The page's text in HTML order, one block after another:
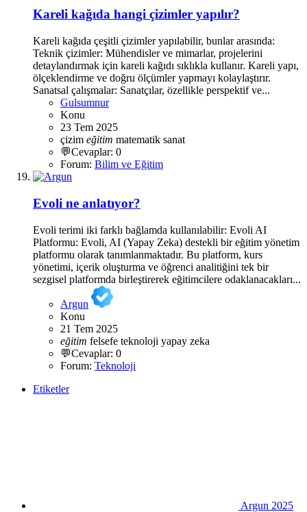
Kareli kağıda hangi çizimler yapılır?
Kareli kağıda çeşitli çizimler yapılabilir, bunlar arasında:
Teknik çizimler: Mühendisler ve mimarlar, projelerini
detaylandırmak için kareli kağıdı sıklıkla kullanır. Kareli yapı,
ölçeklendirme ve doğru ölçümler yapmayı kolaylaştırır.
Sanatsal çalışmalar: Sanatçılar, özellikle perspektif ve...
Gulsumnur
Konu
23 Tem 2025
çizim eğitim matematik sanat
💬Cevaplar: 0
Forum: Bilim ve Eğitim
Evoli ne anlatıyor?
Evoli terimi iki farklı bağlamda kullanılabilir: Evoli AI
Platformu: Evoli, AI (Yapay Zeka) destekli bir eğitim yönetim
platformu olarak tanımlanmaktadır. Bu platform, kurs
yönetimi, içerik oluşturma ve öğrenci analitiğini tek bir
sezgisel platformda birleştirerek eğitimcilere odaklanacakları...
Argun
Konu
21 Tem 2025
eğitim felsefe teknoloji yapay zeka
💬Cevaplar: 0
Forum: Teknoloji
Etiketler
Argun 2025